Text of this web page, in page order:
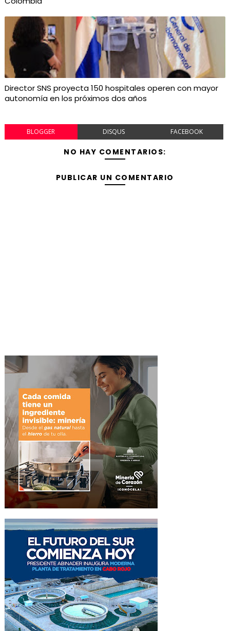
Director SNS proyecta 150 hospitales operen con mayor
autonomía en los próximos dos años
BLOGGER DISQUS FACEBOOK
NO HAY COMENTARIOS:
PUBLICAR UN COMENTARIO